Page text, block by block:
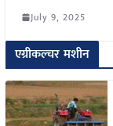
July 9, 2025
एग्रीकल्चर मशीन